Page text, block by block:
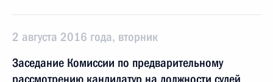
2 августа 2016 года, вторник
Заседание Комиссии по предварительному
рассмотрению кандидатур на должности судей